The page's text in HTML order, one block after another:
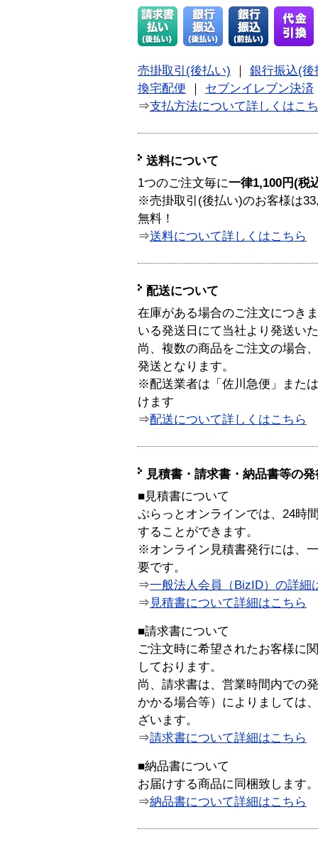
売掛取引(後払い) ｜ 銀行振込(後
換宅配便 ｜ セブンイレブン決済
⇒支払方法について詳しくはこ
送料について
1つのご注文毎に一律1,100円(税
※売掛取引(後払い)のお客様は
無料！
⇒送料について詳しくはこちら
配送について
在庫がある場合のご注文につき
いる発送日にて当社より発送い
尚、複数の商品をご注文の場合
発送となります。
※配送業者は「佐川急便」また
けます
⇒配送について詳しくはこちら
見積書・請求書・納品書等の
■見積書について
ぷらっとオンラインでは、24時
することができます。
※オンライン見積書発行には、
要です。
⇒一般法人会員（BizID）の詳細
⇒ 見積書について詳細はこちら
■請求書について
ご注文時に希望されたお客様に
しております。
尚、請求書は、営業時間内での
かかる場合等）によりましては
ざいます。
⇒請求書について詳細はこちら
■納品書について
お届けする商品に同梱致します。
⇒納品書について詳細はこちら